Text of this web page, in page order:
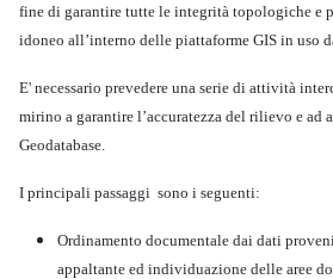
fine di garantire tutte le integrità topologiche e
idoneo all’interno delle piattaforme GIS in uso
E' necessario prevedere una serie di attività
mirino a garantire l’accuratezza del rilievo e ad
Geodatabase.
I principali passaggi sono i seguenti:
Ordinamento documentale dai dati
appaltante ed individuazione delle aree